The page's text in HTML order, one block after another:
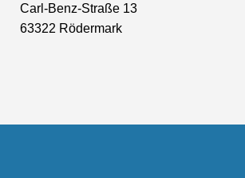
Carl-Benz-Straße 13
63322 Rödermark